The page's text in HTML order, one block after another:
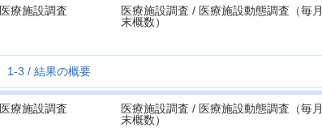
医療施設調査
医療施設調査 / 医療施設動態調査（毎月
末概数）
1-3 結果の概要
医療施設調査
医療施設調査 / 医療施設動態調査（毎月
末概数）